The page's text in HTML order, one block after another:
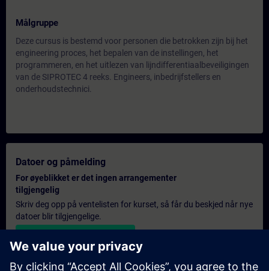
Målgruppe
Deze cursus is bestemd voor personen die betrokken zijn bij het
engineering proces, het bepalen van de instellingen, het
programmeren, en het uitlezen van lijndifferentiaalbeveiligingen
van de SIPROTEC 4 reeks. Engineers, inbedrijfstellers en
onderhoudstechnici.
Datoer og påmelding
For øyeblikket er det ingen arrangementer
tilgjengelig
Skriv deg opp på ventelisten for kurset, så får du beskjed når nye
datoer blir tilgjengelige.